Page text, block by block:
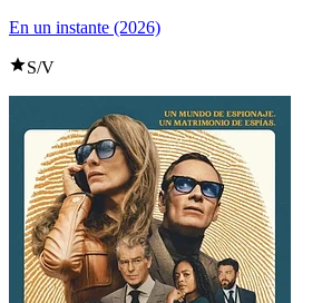
En un instante (2026)
S/V